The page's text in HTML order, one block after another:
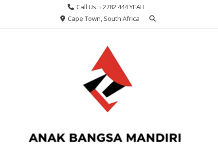
Call Us: +2782 444 YEAH
Cape Town, South Africa